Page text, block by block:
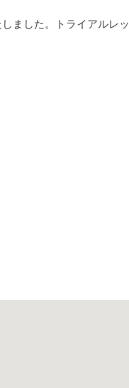
ました。トライアルレッ